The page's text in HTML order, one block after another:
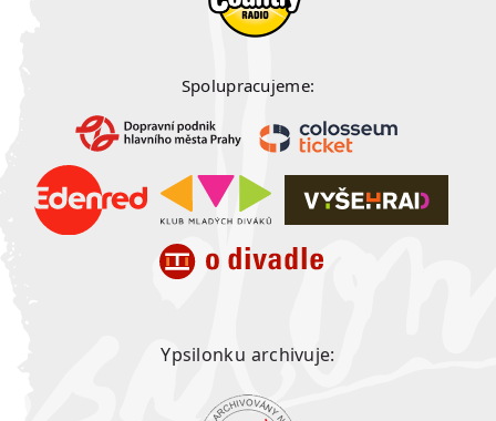
Spolupracujeme:
Ypsilonku archivuje: